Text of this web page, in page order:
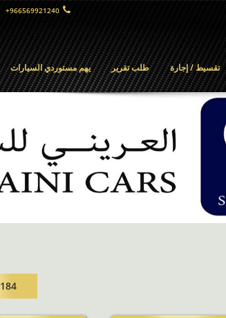
+966569921240
يهم مستوردي السيارات طلب تقرير تقسيط / إجارة
184 سيارات مماثلة​